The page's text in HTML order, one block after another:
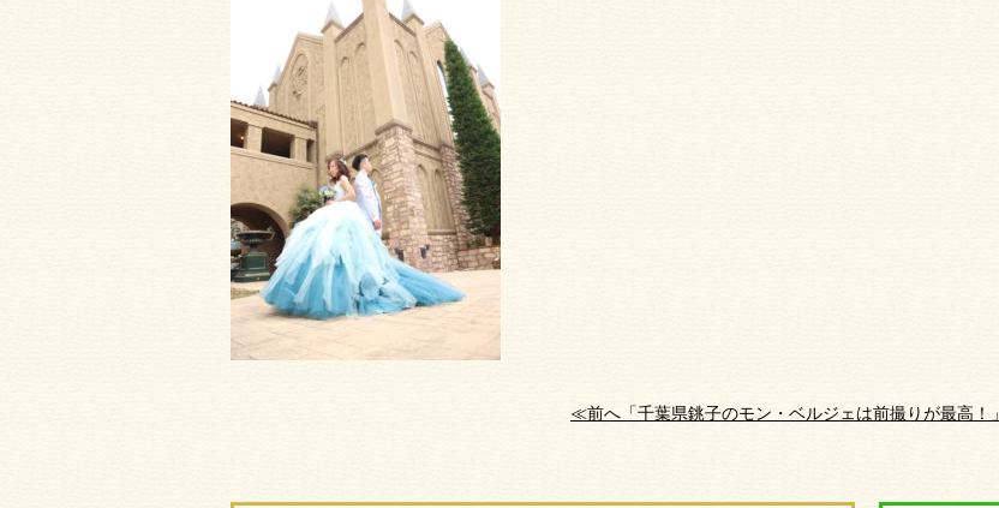
≪前へ「千葉県銚子のモン・ベルジェは前撮りが最高！」